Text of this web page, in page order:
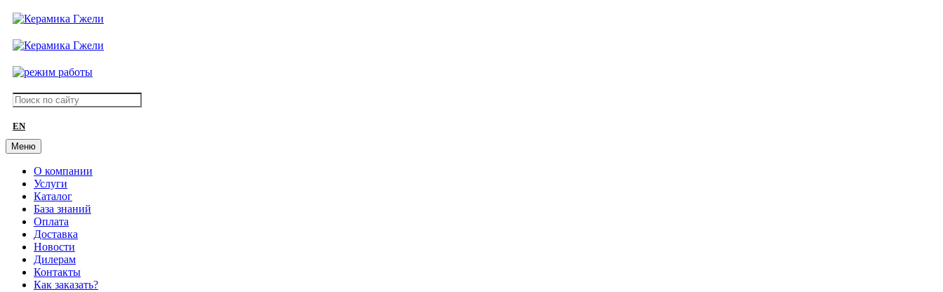
EN
Меню
О компании
Услуги
Каталог
База знаний
Оплата
Доставка
Новости
Дилерам
Контакты
Как заказать?